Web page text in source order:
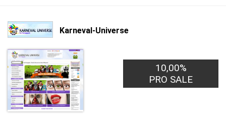
Karneval-Universe
10,00%
PRO SALE